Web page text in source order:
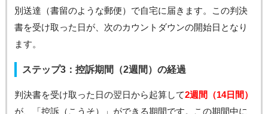
別送達（書留のような郵便）で自宅に届きます。この判決
書を受け取った日が、次のカウントダウンの開始日となり
ます。
ステップ3：控訴期間（2週間）の経過
判決書を受け取った日の翌日から起算して2週間（14日間）
が、「控訴（こうそ）」ができる期間です。この期間中に